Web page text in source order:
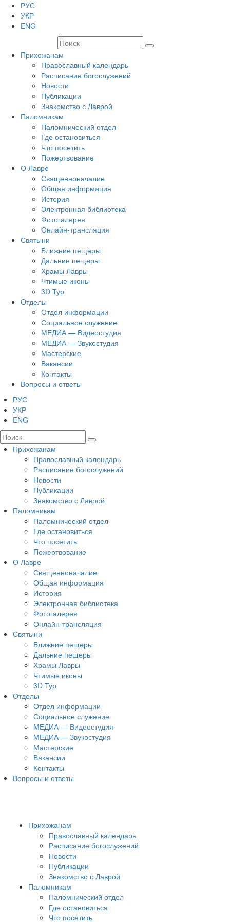
РУС
УКР
ENG
Прихожанам
Православный календарь
Расписание богослужений
Новости
Публикации
Знакомство с Лаврой
Паломникам
Паломнический отдел
Где остановиться
Что посетить
Пожертвование
О Лавре
Священноначалие
Общая информация
История
Электронная библиотека
Фотогалерея
Онлайн-трансляция
Святыни
Ближние пещеры
Дальние пещеры
Храмы Лавры
Чтимые иконы
3D Тур
Отделы
Отдел информации
Социальное служение
МЕДИА — Видеостудия
МЕДИА — Звукостудия
Мастерские
Вакансии
Контакты
Вопросы и ответы
РУС
УКР
ENG
Прихожанам
Православный календарь
Расписание богослужений
Новости
Публикации
Знакомство с Лаврой
Паломникам
Паломнический отдел
Где остановиться
Что посетить
Пожертвование
О Лавре
Священноначалие
Общая информация
История
Электронная библиотека
Фотогалерея
Онлайн-трансляция
Святыни
Ближние пещеры
Дальние пещеры
Храмы Лавры
Чтимые иконы
3D Тур
Отделы
Отдел информации
Социальное служение
МЕДИА — Видеостудия
МЕДИА — Звукостудия
Мастерские
Вакансии
Контакты
Вопросы и ответы
Прихожанам
Православный календарь
Расписание богослужений
Новости
Публикации
Знакомство с Лаврой
Паломникам
Паломнический отдел
Где остановиться
Что посетить